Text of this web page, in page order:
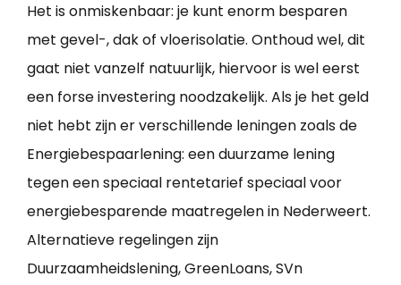
Het is onmiskenbaar: je kunt enorm besparen
met gevel-, dak of vloerisolatie. Onthoud wel, dit
gaat niet vanzelf natuurlijk, hiervoor is wel eerst
een forse investering noodzakelijk. Als je het geld
niet hebt zijn er verschillende leningen zoals de
Energiebespaarlening: een duurzame lening
tegen een speciaal rentetarief speciaal voor
energiebesparende maatregelen in Nederweert.
Alternatieve regelingen zijn
Duurzaamheidslening, GreenLoans, SVn